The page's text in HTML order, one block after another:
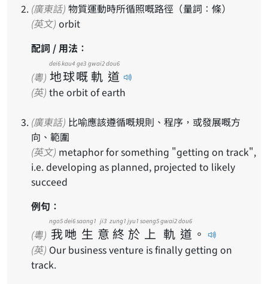
(廣東話) 物質運動時所循照嘅路徑（量詞：條）
(英文) orbit
配詞 / 用法：
(粵) 地
dei6
球
kau4
嘅
ge3
軌
gwai2
道
dou6
(英) the orbit of earth
(廣東話)
向、範圍
(英文)
i.e. developing as planned, projected to likely
succeed
例句：
(粵) 我
ngo5
哋
dei6
生
saang1
意
ji3
終
zung1
於
jyu1
上
soeng5
軌
gwai2
道
dou6
。
(英) Our business venture is finally getting on
track.